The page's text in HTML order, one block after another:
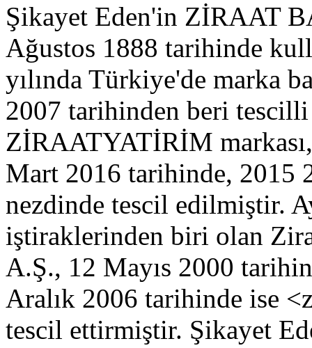
Şikayet Eden'in ZİRAAT
Ağustos 1888 tarihinde
yılında Türkiye'de marka
2007 tarihinden beri
ZİRAATYATİRİM
Mart 2016 tarihinde, 2015
nezdinde tescil edilmiştir.
iştiraklerinden biri olan
A.Ş., 12 Mayıs 2000
Aralık 2006 tarihinde ise
tescil ettirmiştir. Şikayet